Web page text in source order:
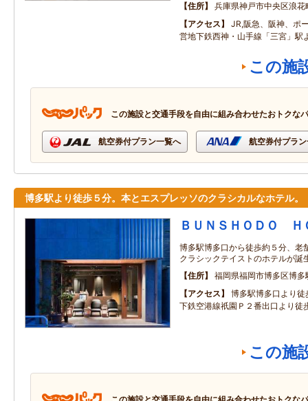
住所
兵庫県神戸市中央区浪花
アクセス
JR,阪急、阪神、ポ
営地下鉄西神・山手線「三宮」駅
この施
この施設と交通手段を自由に組み合わせたおトクな
航空券付プラン一覧へ 航空券付プラ
博多駅より徒歩５分。本とエスプレッソのクラシカルなホテル。
ＢＵＮＳＨＯＤＯ Ｈ
博多駅博多口から徒歩約５分、老
クラシックテイストのホテルが誕
住所
福岡県福岡市博多区博
アクセス
博多駅博多口より
下鉄空港線祇園Ｐ２番出口より徒
この施